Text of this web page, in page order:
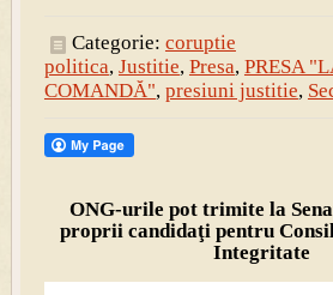
Categorie: coruptie
politica, Justitie, Presa, PRESA
COMANDĂ", presiuni justitie,
ONG-urile pot trimite la
proprii candidaţi pentru
Integritate